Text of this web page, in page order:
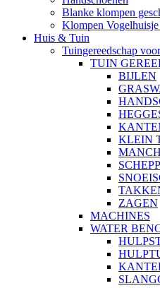
Blanke klompen
Klompen
Huis & Tuin
Tuingereedschap
TUIN
BIJLEN
KLEIN
ZAGEN
MACHINES
WATER